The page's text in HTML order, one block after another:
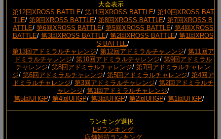
大会表示
第12回XROSS BATTLE/ 第11回XROSS BATTLE/ 第10回XROSS BAT
TLE/ 第9回XROSS BATTLE/ 第8回XROSS BATTLE/ 第7回XROSS B
ATTLE/ 第6回XROSS BATTLE/ 第5回XROSS BATTLE/ 第4回XROSS
BATTLE/ 第3回XROSS BATTLE/ 第2回XROSS BATTLE/ 第1回XROS
S BATTLE/
第13回アドミラルチャレンジ/ 第12回アドミラルチャレンジ/ 第11回ア
ドミラルチャレンジ/ 第10回アドミラルチャレンジ/ 第9回アドミラル
チャレンジ/ 第8回アドミラルチャレンジ/ 第7回アドミラルチャレン
ジ/ 第6回アドミラルチャレンジ/ 第5回アドミラルチャレンジ/ 第4回ア
ドミラルチャレンジ/ 第3回アドミラルチャレンジ/ 第2回アドミラルチ
ャレンジ/ 第1回アドミラルチャレンジ/
第5回UHGP/ 第4回UHGP/ 第3回UHGP/ 第2回UHGP/ 第1回UHGP/
ランキング選択
EPランキング
店舗対抗ランキング